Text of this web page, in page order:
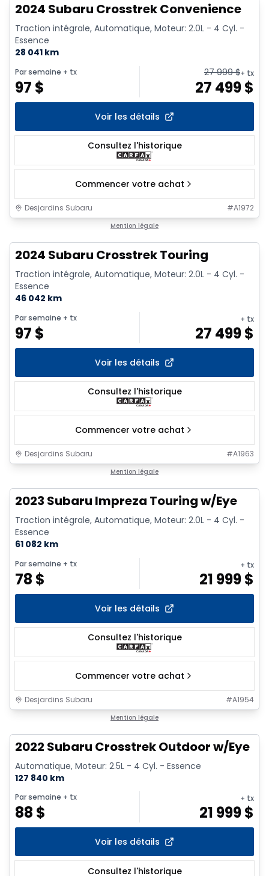
2024 Subaru Crosstrek Convenience
Traction intégrale, Automatique, Moteur: 2.0L - 4 Cyl. -
Essence
28 041 km
Par semaine + tx
97 $
27 999$+ tx
27 499$
Voir les détails
Consultez l'historique
Commencer votre achat
Desjardins Subaru #A1972
Mention légale
2024 Subaru Crosstrek Touring
Traction intégrale, Automatique, Moteur: 2.0L - 4 Cyl. -
Essence
46 042 km
Par semaine + tx
97 $
+ tx
27 499$
Voir les détails
Consultez l'historique
Commencer votre achat
Desjardins Subaru #A1963
Mention légale
2023 Subaru Impreza Touring w/Eye
Traction intégrale, Automatique, Moteur: 2.0L - 4 Cyl. -
Essence
61 082 km
Par semaine + tx
78 $
+ tx
21 999$
Voir les détails
Consultez l'historique
Commencer votre achat
Desjardins Subaru #A1954
Mention légale
2022 Subaru Crosstrek Outdoor w/Eye
Automatique, Moteur: 2.5L - 4 Cyl. - Essence
127 840 km
Par semaine + tx
88 $
+ tx
21 999$
Voir les détails
Consultez l'historique